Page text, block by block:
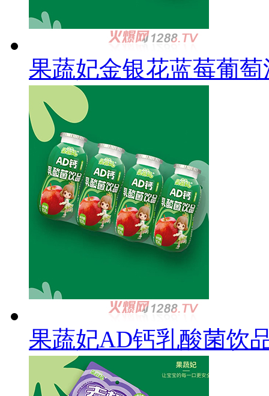
果蔬妃金银花蓝莓葡萄
果蔬妃AD钙乳酸菌饮